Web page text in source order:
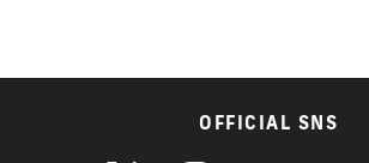
OFFICIAL SNS